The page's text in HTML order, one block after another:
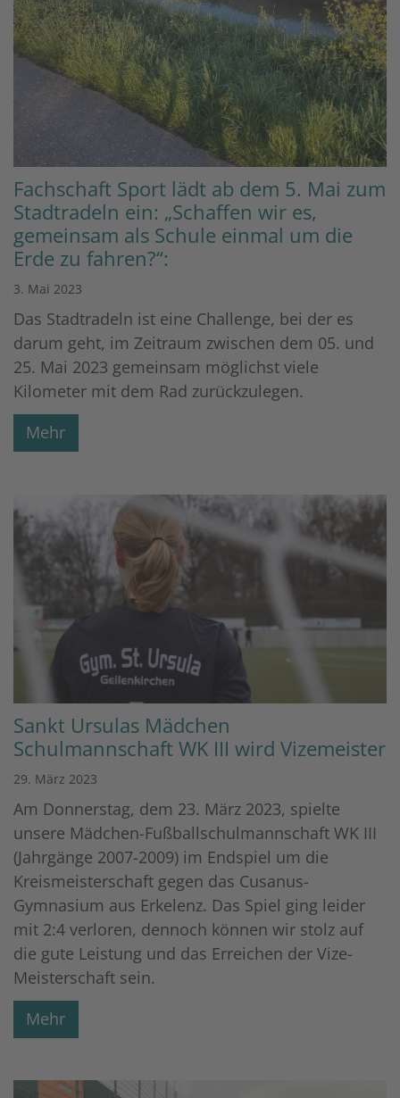
Fachschaft Sport lädt ab dem 5. Mai zum
Stadtradeln ein: „Schaffen wir es,
gemeinsam als Schule einmal um die
Erde zu fahren?“:
3. Mai 2023
Das Stadtradeln ist eine Challenge, bei der es
darum geht, im Zeitraum zwischen dem 05. und
25. Mai 2023 gemeinsam möglichst viele
Kilometer mit dem Rad zurückzulegen.
Mehr
Sankt Ursulas Mädchen
Schulmannschaft WK III wird Vizemeister
29. März 2023
Am Donnerstag, dem 23. März 2023, spielte
unsere Mädchen-Fußballschulmannschaft WK III
(Jahrgänge 2007-2009) im Endspiel um die
Kreismeisterschaft gegen das Cusanus-
Gymnasium aus Erkelenz. Das Spiel ging leider
mit 2:4 verloren, dennoch können wir stolz auf
die gute Leistung und das Erreichen der Vize-
Meisterschaft sein.
Mehr